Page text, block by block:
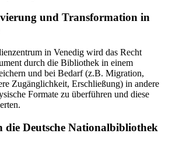
und Transformation in
in Venedig wird das Recht
durch die Bibliothek in einem
und bei Bedarf (z.B. Migration,
Zugänglichkeit, Erschließung) in andere
Formate zu überführen und diese
die Deutsche Nationalbibliothek